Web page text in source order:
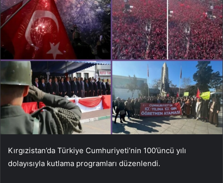
Kırgızistan’da Türkiye Cumhuriyeti’nin 100’üncü yılı
dolayısıyla kutlama programları düzenlendi.